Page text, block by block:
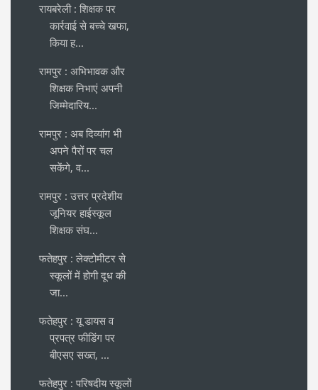
रायबरेली : शिक्षक पर
कार्रवाई से बच्चे खफा,
किया ह...
रामपुर : अभिभावक और
शिक्षक निभाएं अपनी
जिम्मेदारिय...
रामपुर : अब दिव्यांग भी
अपने पैरों पर चल
सकेंगे, व...
रामपुर : उत्तर प्रदेशीय
जूनियर हाईस्कूल
शिक्षक संघ...
फतेहपुर : लेक्टोमीटर से
स्कूलों में होगी दूध की
जा...
फतेहपुर : यू डायस व
प्रपत्र फीडिंग पर
बीएसए सख्त, ...
फतेहपुर : परिषदीय स्कूलों